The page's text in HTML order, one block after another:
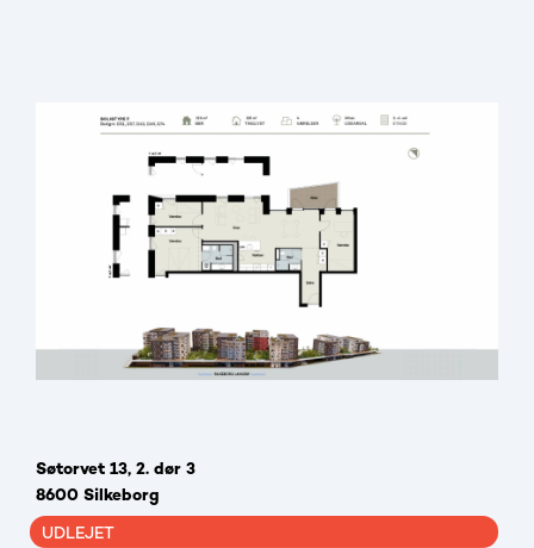
Søtorvet 13, 2. dør 3
8600 Silkeborg
UDLEJET